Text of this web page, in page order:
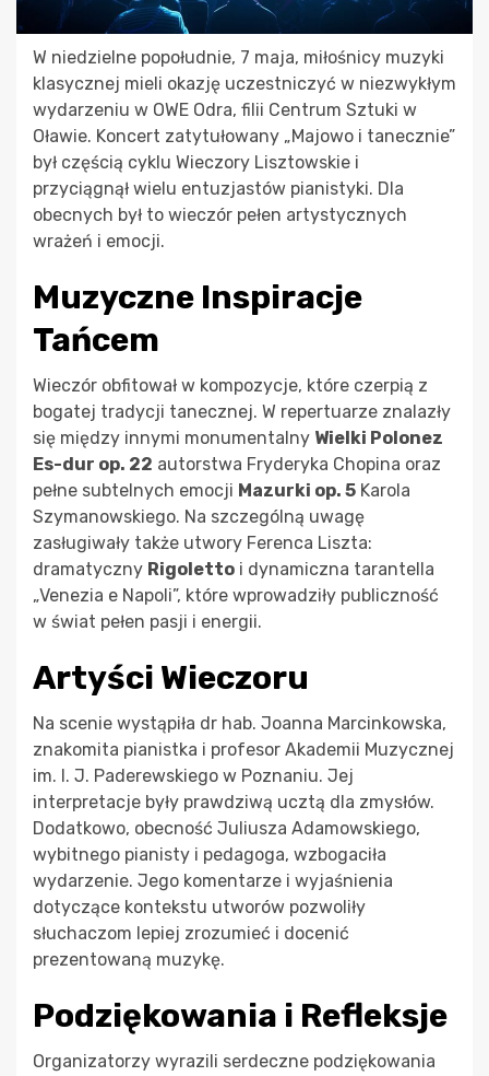
W niedzielne popołudnie, 7 maja, miłośnicy muzyki
klasycznej mieli okazję uczestniczyć w niezwykłym
wydarzeniu w OWE Odra, filii Centrum Sztuki w
Oławie. Koncert zatytułowany „Majowo i tanecznie”
był częścią cyklu Wieczory Lisztowskie i
przyciągnął wielu entuzjastów pianistyki. Dla
obecnych był to wieczór pełen artystycznych
wrażeń i emocji.
Muzyczne Inspiracje
Tańcem
Wieczór obfitował w kompozycje, które czerpią z
bogatej tradycji tanecznej. W repertuarze znalazły
się między innymi monumentalny Wielki Polonez
Es-dur op. 22 autorstwa Fryderyka Chopina oraz
pełne subtelnych emocji Mazurki op. 5 Karola
Szymanowskiego. Na szczególną uwagę
zasługiwały także utwory Ferenca Liszta:
dramatyczny Rigoletto i dynamiczna tarantella
„Venezia e Napoli”, które wprowadziły publiczność
w świat pełen pasji i energii.
Artyści Wieczoru
Na scenie wystąpiła dr hab. Joanna Marcinkowska,
znakomita pianistka i profesor Akademii Muzycznej
im. I. J. Paderewskiego w Poznaniu. Jej
interpretacje były prawdziwą ucztą dla zmysłów.
Dodatkowo, obecność Juliusza Adamowskiego,
wybitnego pianisty i pedagoga, wzbogaciła
wydarzenie. Jego komentarze i wyjaśnienia
dotyczące kontekstu utworów pozwoliły
słuchaczom lepiej zrozumieć i docenić
prezentowaną muzykę.
Podziękowania i Refleksje
Organizatorzy wyrazili serdeczne podziękowania